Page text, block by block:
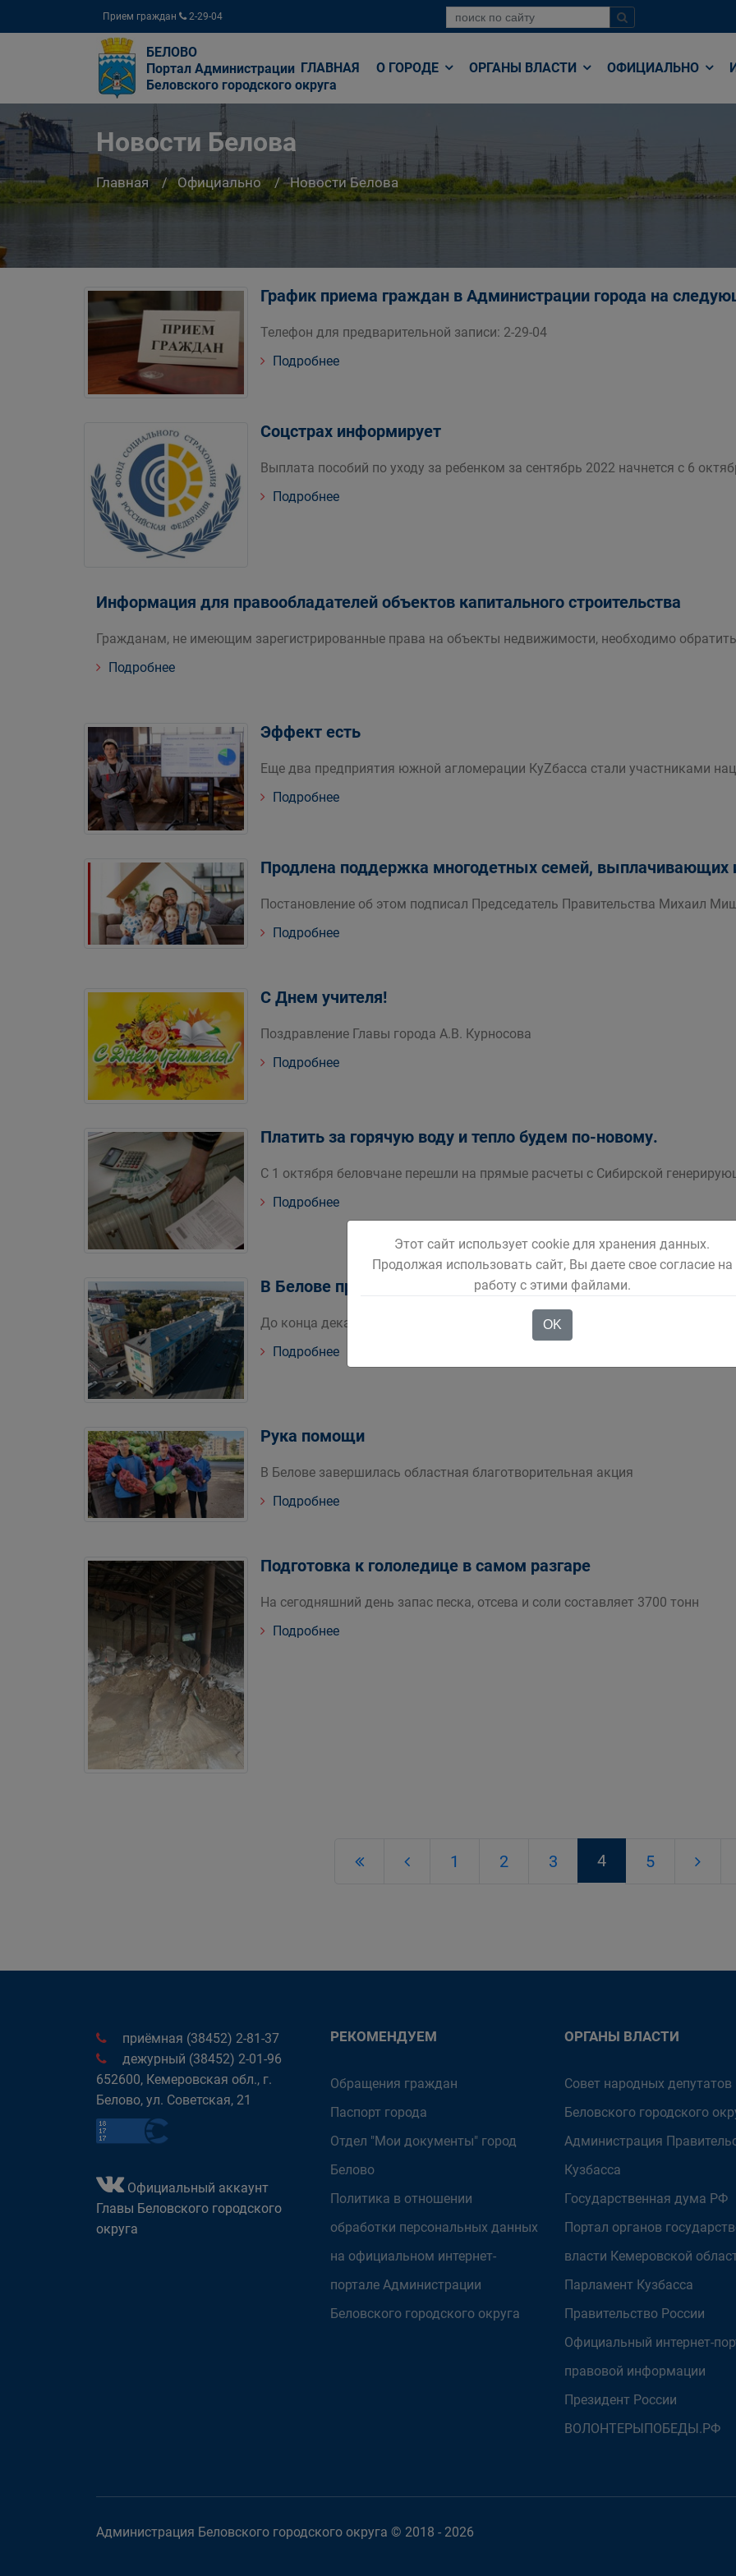
Прием граждан 2-29-04
БЕЛОВО
Портал Администрации
Беловского городского округа
ГЛАВНАЯ О ГОРОДЕ ОРГАНЫ ВЛАСТИ ОФИЦИАЛЬНО
Новости Белова
Главная Официально Новости Белова
График приема граждан в Администрации города на
Телефон для предварительной записи: 2-29-04
Подробнее
Соцстрах информирует
Выплата пособий по уходу за ребенком за сентябрь 2022 начнется с 6
Подробнее
Информация для правообладателей объектов капитального строительства
Гражданам, не имеющим зарегистрированные права на объекты недвижимости, необходимо
Подробнее
Эффект есть
Еще два предприятия южной агломерации КуZбасса стали участниками
Подробнее
Продлена поддержка многодетных семей, выплачивающих
Постановление об этом подписал Председатель Правительства Михаил
Подробнее
С Днем учителя!
Поздравление Главы города А.В. Курносова
Подробнее
Платить за горячую воду и тепло будем по-новому.
С 1 октября беловчане перешли на прямые расчеты с Сибирской
Подробнее
В Белове продолжается капитальный ремонт
До конца декабря планируется отремонтировать крыши 62 жилых объектов
Подробнее
Рука помощи
В Белове завершилась областная благотворительная акция
Подробнее
Подготовка к гололедице в самом разгаре
На сегодняшний день запас песка, отсева и соли составляет 3700 тонн
Подробнее
1 2 3 4 5
приёмная (38452) 2-81-37
дежурный (38452) 2-01-96
652600, Кемеровская обл., г.
Белово, ул. Советская, 21
Официальный аккаунт
Главы Беловского городского
округа
РЕКОМЕНДУЕМ
Обращения граждан
Паспорт города
Отдел "Мои документы" город
Белово
Политика в отношении
обработки персональных данных
на официальном интернет-
портале Администрации
Беловского городского округа
ОРГАНЫ ВЛАСТИ
Совет народных депутатов
Беловского городского
Администрация
Кузбасса
Государственная дума РФ
Портал органов
власти Кемеровской
Парламент Кузбасса
Правительство России
Официальный интернет-
правовой информации
Президент России
ВОЛОНТЕРЫПОБЕДЫ.РФ
Администрация Беловского городского округа © 2018 - 2026
Этот сайт использует cookie для хранения данных.
Продолжая использовать сайт, Вы даете свое согласие на
работу с этими файлами.
OK